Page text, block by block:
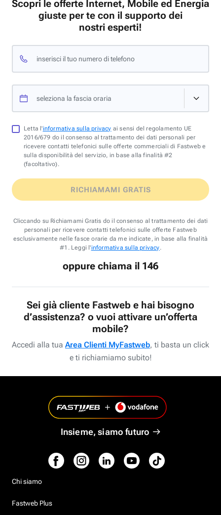
Scopri le offerte Internet, Mobile ed Energia
giuste per te con il supporto dei
nostri esperti!
inserisci il tuo numero di telefono
seleziona la fascia oraria
Letta l'informativa sulla privacy ai sensi del regolamento UE
2016/679 do il consenso al trattamento dei dati personali per
ricevere contatti telefonici sulle offerte commerciali di Fastweb e
sulla disponibilità del servizio, in base alla finalità #2
(facoltativo).
RICHIAMAMI GRATIS
Cliccando su Richiamami Gratis do il consenso al trattamento dei dati
personali per ricevere contatti telefonici sulle offerte Fastweb
esclusivamente nelle fasce orarie da me indicate, in base alla finalità
#1. Leggi l'informativa sulla privacy.
oppure chiama il 146
Sei già cliente Fastweb e hai bisogno
d’assistenza? o vuoi attivare un’offerta
mobile?
Accedi alla tua Area Clienti MyFastweb, ti basta un click
e ti richiamiamo subito!
Insieme, siamo futuro
Chi siamo
Fastweb Plus